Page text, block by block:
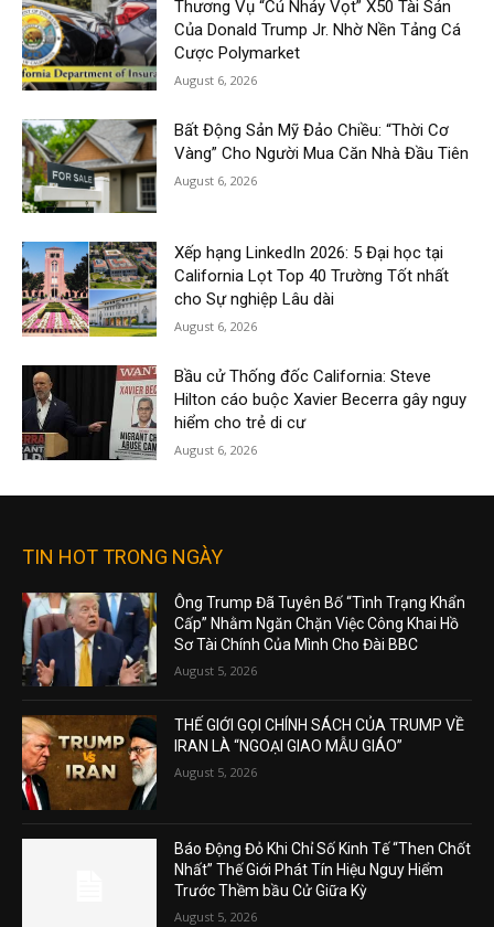
Thương Vụ “Cú Nhảy Vọt” X50 Tài Sản
Của Donald Trump Jr. Nhờ Nền Tảng Cá
Cược Polymarket
August 6, 2026
Bất Động Sản Mỹ Đảo Chiều: “Thời Cơ
Vàng” Cho Người Mua Căn Nhà Đầu Tiên
August 6, 2026
Xếp hạng LinkedIn 2026: 5 Đại học tại
California Lọt Top 40 Trường Tốt nhất
cho Sự nghiệp Lâu dài
August 6, 2026
Bầu cử Thống đốc California: Steve
Hilton cáo buộc Xavier Becerra gây nguy
hiểm cho trẻ di cư
August 6, 2026
TIN HOT TRONG NGÀY
Ông Trump Đã Tuyên Bố “Tình Trạng Khẩn
Cấp” Nhằm Ngăn Chặn Việc Công Khai Hồ
Sơ Tài Chính Của Mình Cho Đài BBC
August 5, 2026
THẾ GIỚI GỌI CHÍNH SÁCH CỦA TRUMP VỀ
IRAN LÀ “NGOẠI GIAO MẪU GIÁO”
August 5, 2026
Báo Động Đỏ Khi Chỉ Số Kinh Tế “Then Chốt
Nhất” Thế Giới Phát Tín Hiệu Nguy Hiểm
Trước Thềm bầu Cử Giữa Kỳ
August 5, 2026